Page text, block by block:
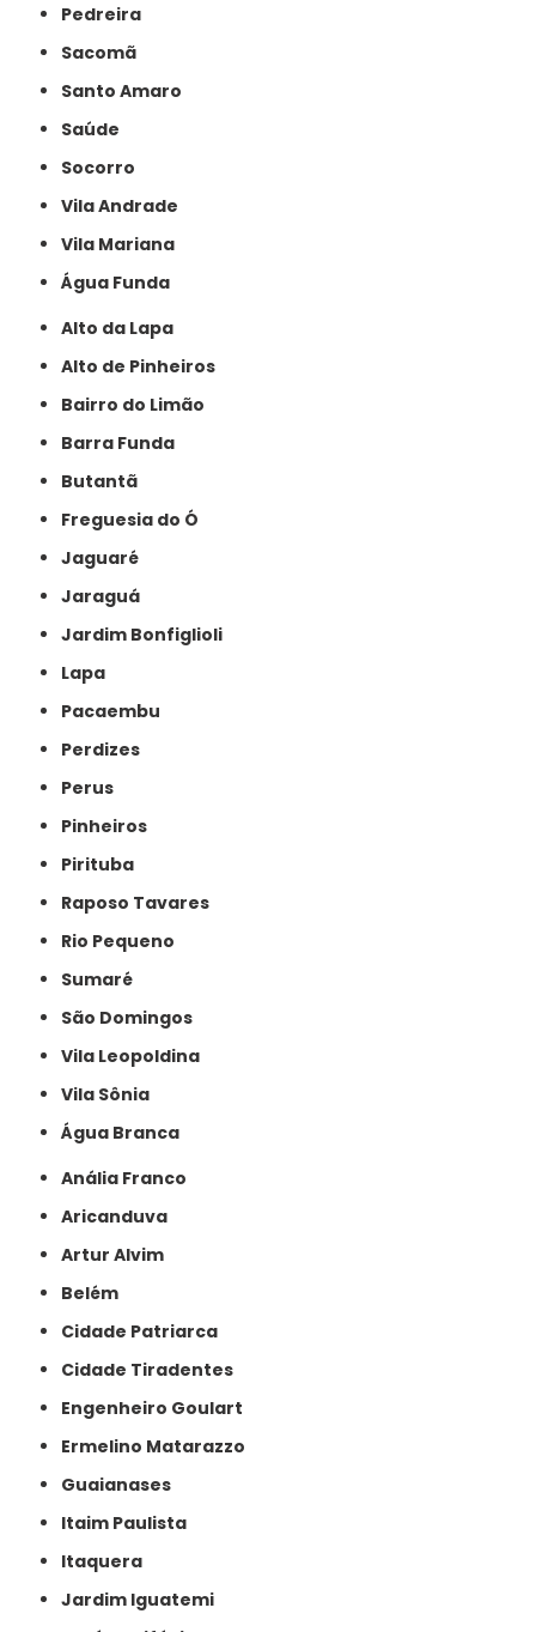
Pedreira
Sacomã
Santo Amaro
Saúde
Socorro
Vila Andrade
Vila Mariana
Água Funda
Alto da Lapa
Alto de Pinheiros
Bairro do Limão
Barra Funda
Butantã
Freguesia do Ó
Jaguaré
Jaraguá
Jardim Bonfiglioli
Lapa
Pacaembu
Perdizes
Perus
Pinheiros
Pirituba
Raposo Tavares
Rio Pequeno
Sumaré
São Domingos
Vila Leopoldina
Vila Sônia
Água Branca
Anália Franco
Aricanduva
Artur Alvim
Belém
Cidade Patriarca
Cidade Tiradentes
Engenheiro Goulart
Ermelino Matarazzo
Guaianases
Itaim Paulista
Itaquera
Jardim Iguatemi